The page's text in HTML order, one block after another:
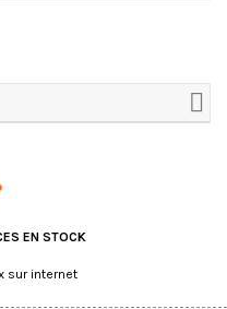
EN STOCK
sur internet